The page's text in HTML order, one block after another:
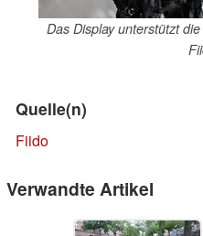
Das Display unterstützt
Quelle(n)
Fiido
Verwandte Artikel